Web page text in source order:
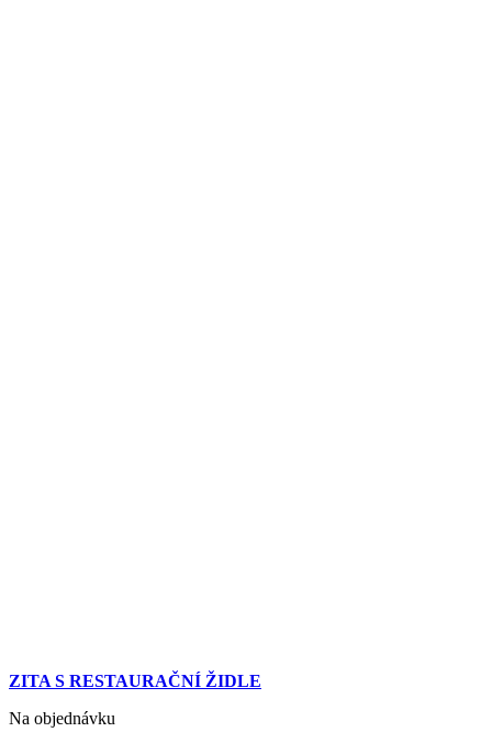
ZITA S RESTAURAČNÍ ŽIDLE
Na objednávku